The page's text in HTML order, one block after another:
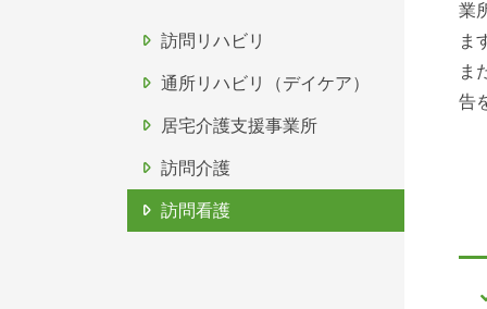
業
ま
ま
告
訪問リハビリ
通所リハビリ（デイケア）
居宅介護支援事業所
訪問介護
訪問看護